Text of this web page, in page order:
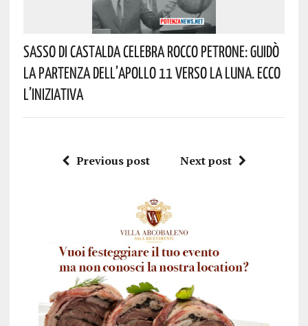
Sasso Di Castalda Celebra Rocco Petrone: Guidò
La Partenza Dell’Apollo 11 Verso La Luna. Ecco
L’iniziativa
Previous post Next post